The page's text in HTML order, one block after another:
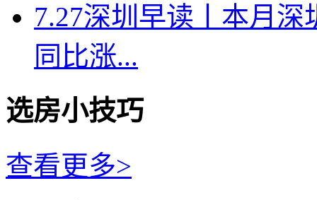
7.27深圳早读丨本月
同比涨...
选房小技巧
查看更多>